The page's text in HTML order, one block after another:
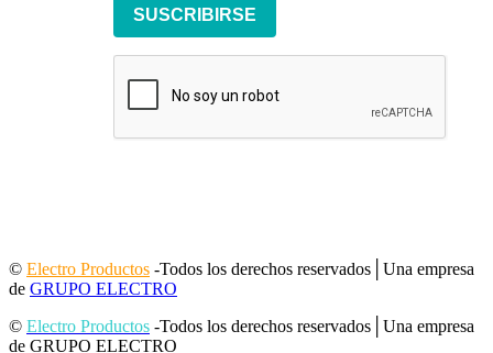
SUSCRIBIRSE
© Electro Productos -Todos los derechos reservados│Una empresa
de GRUPO ELECTRO
© Electro Productos -Todos los derechos reservados│Una empresa
de GRUPO ELECTRO